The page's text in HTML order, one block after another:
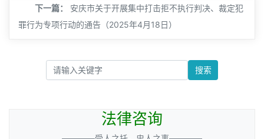
下一篇：
安庆市关于开展集中打击拒不执行判决、裁定犯
罪行为专项行动的通告（2025年4月18日）
搜索
法律咨询